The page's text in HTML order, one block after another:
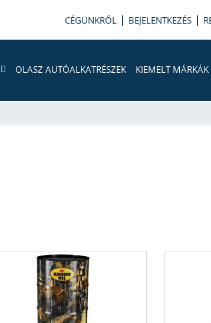
CÉGÜNKRŐL BEJELENTKEZÉS
OLASZ AUTÓALKATRÉSZEK KIEMELT MÁRKÁK